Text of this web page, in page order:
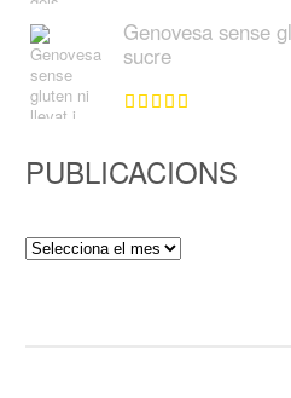
Genovesa sense
sucre
PUBLICACIONS
Publicacions